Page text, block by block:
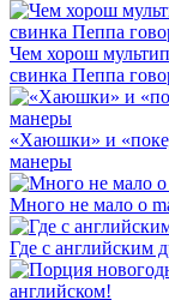
Чем хорош
свинка Пеппа
«Хаюшки» и
манеры
Много не мало о
Где с английским